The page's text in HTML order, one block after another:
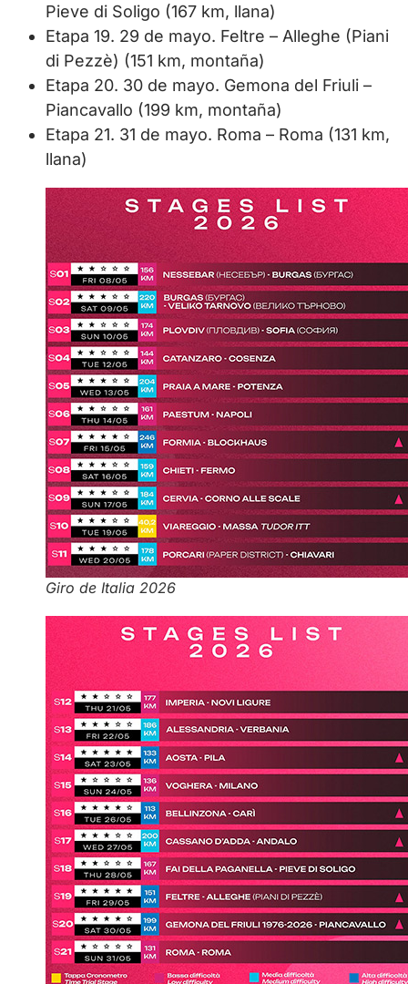
Pieve di Soligo (167 km, llana)
Etapa 19. 29 de mayo. Feltre – Alleghe (Piani
di Pezzè) (151 km, montaña)
Etapa 20. 30 de mayo. Gemona del Friuli –
Piancavallo (199 km, montaña)
Etapa 21. 31 de mayo. Roma – Roma (131 km,
llana)
Giro de Italia 2026